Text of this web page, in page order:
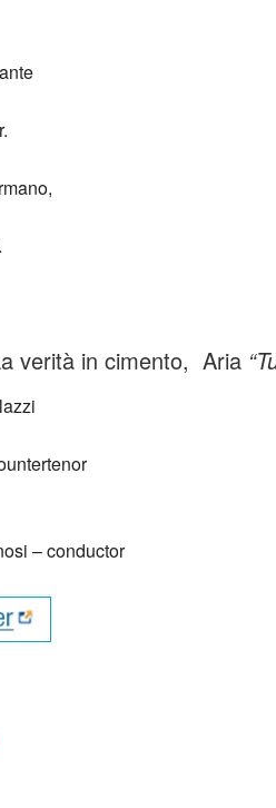
verità in cimento, Aria
– conductor